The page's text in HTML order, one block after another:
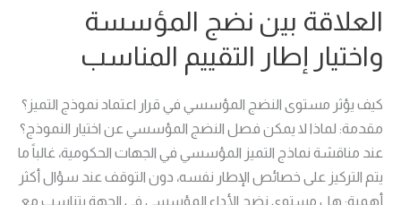
العلاقة بين نضج المؤسسة
واختيار إطار التقييم المناسب
كيف يؤثر مستوى النضج المؤسسي في قرار اعتماد نموذج التميز؟
مقدمة: لماذا لا يمكن فصل النضج المؤسسي عن اختيار النموذج؟
عند مناقشة نماذج التميز المؤسسي في الجهات الحكومية، غالباً ما
يتم التركيز على خصائص الإطار نفسه، دون التوقف عند سؤال أكثر
أهمية: هل مستوى نضج الأداء المؤسسي في الجهة يتناسب مع
نضج
واختيار
التقييم
المناسب